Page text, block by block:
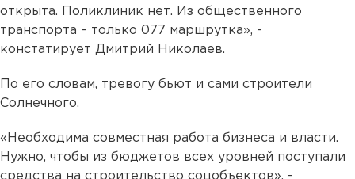
открыта. Поликлиник нет. Из общественного
транспорта – только 077 маршрутка», -
констатирует Дмитрий Николаев.
По его словам, тревогу бьют и сами строители
Солнечного.
«Необходима совместная работа бизнеса и власти.
Нужно, чтобы из бюджетов всех уровней поступали
средства на строительство соцобъектов», -